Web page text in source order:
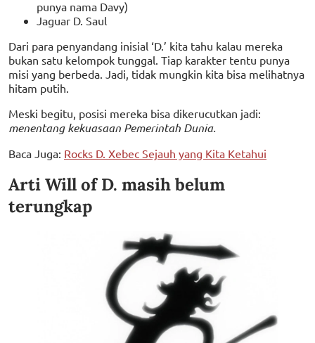
punya nama Davy)
Jaguar D. Saul
Dari para penyandang inisial ‘D.’ kita tahu kalau mereka
bukan satu kelompok tunggal. Tiap karakter tentu punya
misi yang berbeda. Jadi, tidak mungkin kita bisa melihatnya
hitam putih.
Meski begitu, posisi mereka bisa dikerucutkan jadi:
menentang kekuasaan Pemerintah Dunia.
Baca Juga: Rocks D. Xebec Sejauh yang Kita Ketahui
Arti Will of D. masih belum
terungkap